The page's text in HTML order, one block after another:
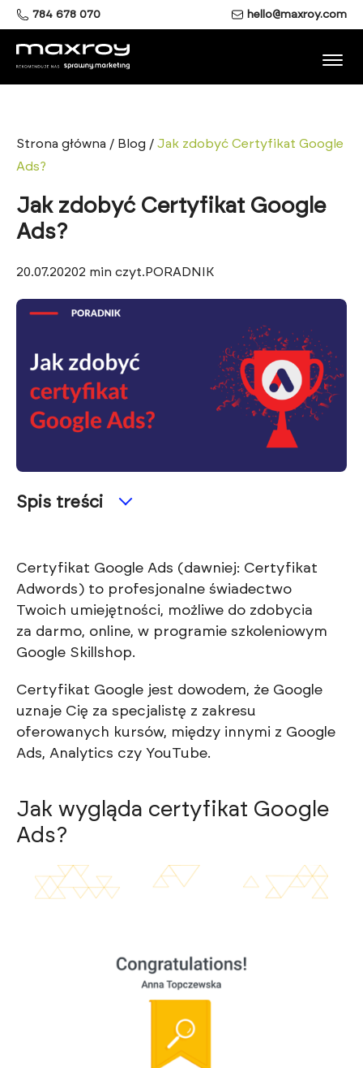
784 678 070 hello@maxroy.com
Strona główna / Blog / Jak zdobyć Certyfikat Google
Ads?
Jak zdobyć Certyfikat Google
Ads?
20.07.20202 min czyt. PORADNIK
Spis treści
Certyfikat Google Ads (dawniej: Certyfikat
Adwords) to profesjonalne świadectwo
Twoich umiejętności, możliwe do zdobycia
za darmo, online, w programie szkoleniowym
Google Skillshop.
Certyfikat Google jest dowodem, że Google
uznaje Cię za specjalistę z zakresu
oferowanych kursów, między innymi z Google
Ads, Analytics czy YouTube.
Jak wygląda certyfikat Google
Ads?